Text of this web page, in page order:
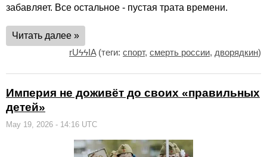
забавляет. Все остальное - пустая трата времени.
Читать далее »
rUϟϟIA(теги: спорт, смерть россии, дворядкин)
Империя не доживёт до своих «правильных
детей»
May 19, 2026 - 14:16 UTC